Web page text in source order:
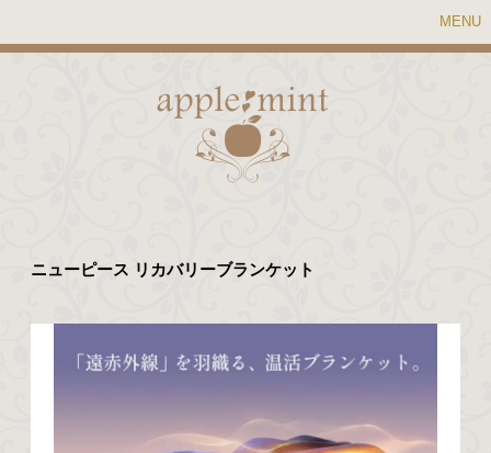
MENU
ニューピース リカバリーブランケット